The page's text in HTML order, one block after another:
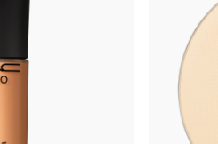
NC30NW68